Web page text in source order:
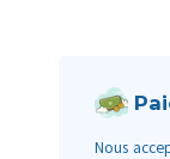
Nous